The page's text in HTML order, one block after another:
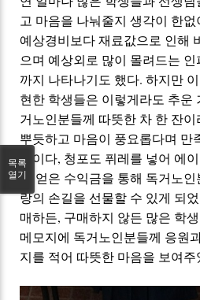
고 마음을 나눠줄지 생각이 한없
예상경비보다 재료값으로 인해
으며 예상외로 많이 몰려드는
까지 나타나기도 했다. 하지만
현한 학생들은 이렇게라도 추운
거노인분들께 따뜻한 차 한 잔
뿌듯하고 마음이 풍요롭다며 만
사이다, 청포도 퓌레를 넣어 에
써 얻은 수익금을 통해 독거노인
랑의 손길을 선물할 수 있게 되
매하든, 구매하지 않든 많은 학
메모지에 독거노인분들께 응원
지를 적어 따뜻한 마음을 보여주
목록
열기